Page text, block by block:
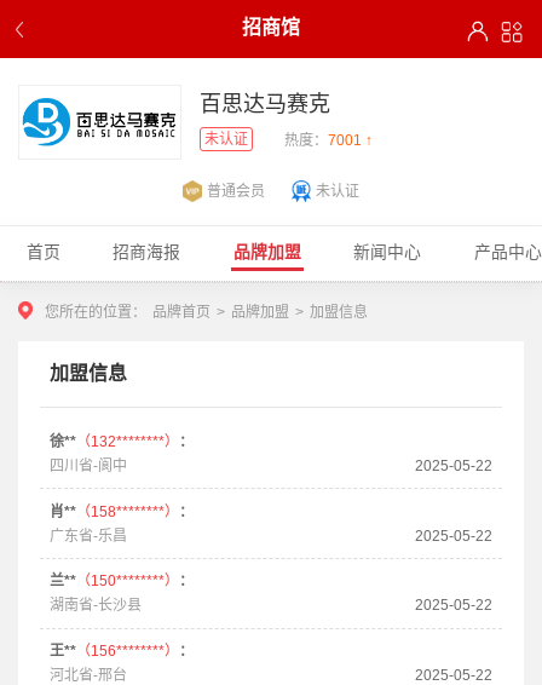
招商馆
百思达马赛克
未认证 热度： 7001 ↑
普通会员 未认证
首页 招商海报 品牌加盟 新闻中心 产品中心
您所在的位置： 品牌首页 > 品牌加盟 > 加盟信息
加盟信息
徐**（132********）
：
四川省-阆中
2025-05-22
肖**（158********）
：
广东省-乐昌
2025-05-22
兰**（150********）
：
湖南省-长沙县
2025-05-22
王**（156********）
：
河北省-邢台
2025-05-22